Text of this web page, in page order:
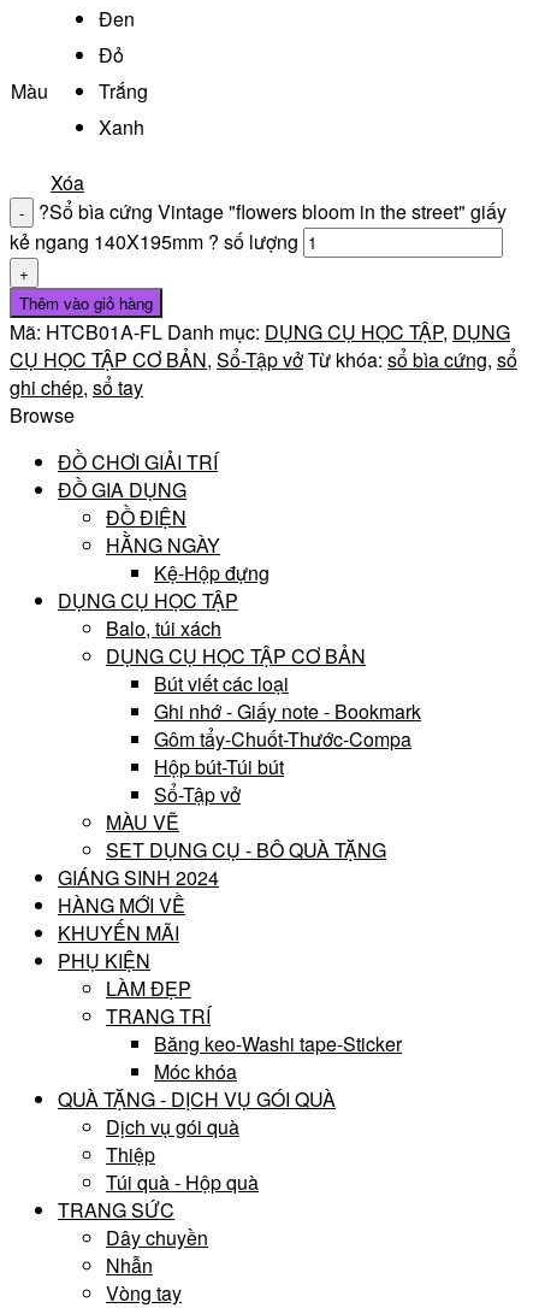
Màu
Đen
Đỏ
Trắng
Xanh
Xóa
?Sổ bìa cứng Vintage "flowers bloom in the street" giấy
kẻ ngang 140X195mm ? số lượng
Thêm vào giỏ hàng
Mã: HTCB01A-FL Danh mục: DỤNG CỤ HỌC TẬP, DỤNG
CỤ HỌC TẬP CƠ BẢN, Sổ-Tập vởTừ khóa: sổ bìa cứng, sổ
ghi chép, sổ tay
Browse
ĐỒ CHƠI GIẢI TRÍ
ĐỒ GIA DỤNG
ĐỒ ĐIỆN
HẰNG NGÀY
Kệ-Hộp đựng
DỤNG CỤ HỌC TẬP
Balo, túi xách
DỤNG CỤ HỌC TẬP CƠ BẢN
Bút viết các loại
Ghi nhớ - Giấy note - Bookmark
Gôm tẩy-Chuốt-Thước-Compa
Hộp bút-Túi bút
Sổ-Tập vở
MÀU VẼ
SET DỤNG CỤ - BÔ QUÀ TẶNG
GIÁNG SINH 2024
HÀNG MỚI VỀ
KHUYẾN MÃI
PHỤ KIỆN
LÀM ĐẸP
TRANG TRÍ
Băng keo-Washi tape-Sticker
Móc khóa
QUÀ TẶNG - DỊCH VỤ GÓI QUÀ
Dịch vụ gói quà
Thiệp
Túi quà - Hộp quà
TRANG SỨC
Dây chuyền
Nhẫn
Vòng tay